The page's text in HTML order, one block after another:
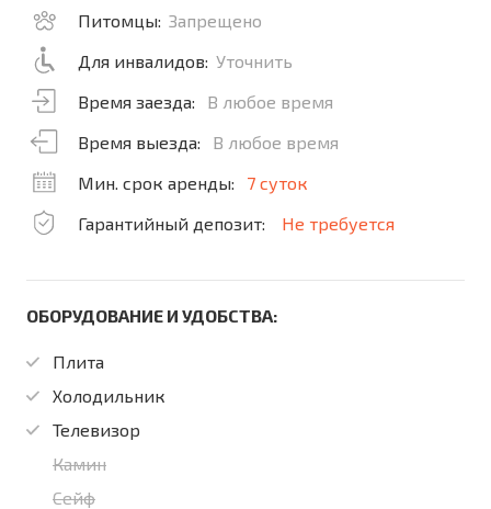
Питомцы: Запрещено
Для инвалидов: Уточнить
Время заезда:
В любое время
Время выезда:
В любое время
Мин. срок аренды:
7 суток
Гарантийный депозит:
Не требуется
ОБОРУДОВАНИЕ И УДОБСТВА:
Плита
Холодильник
Телевизор
Камин
Сейф